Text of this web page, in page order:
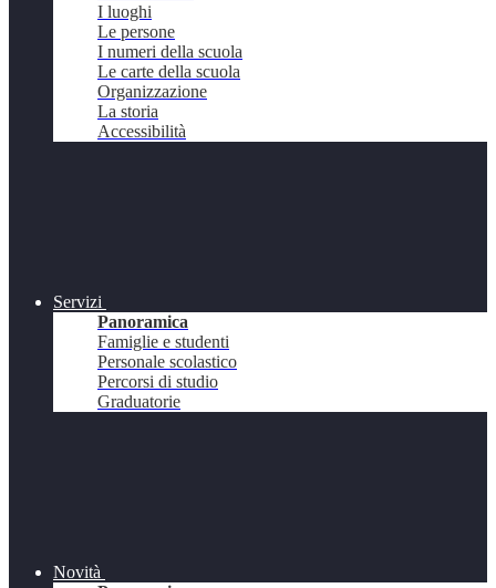
I luoghi
Le persone
I numeri della scuola
Le carte della scuola
Organizzazione
La storia
Accessibilità
Servizi
Panoramica
Famiglie e studenti
Personale scolastico
Percorsi di studio
Graduatorie
Novità